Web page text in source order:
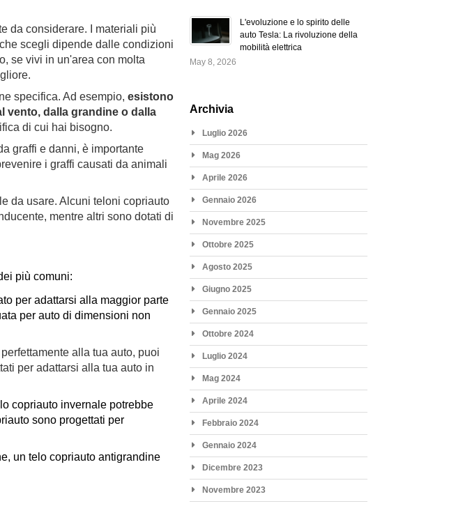
da considerare. I materiali più
scegli dipende dalle condizioni
se vivi in un'area con molta
specifica. Ad esempio, esistono
vento, dalla grandine o dalla
di cui hai bisogno.
graffi e danni, è importante
i graffi causati da animali
da usare. Alcuni teloni copriauto
mentre altri sono dotati di
più comuni:
per adattarsi alla maggior parte
per auto di dimensioni non
alla tua auto, puoi
per adattarsi alla tua auto in
copriauto invernale potrebbe
sono progettati per
un telo copriauto antigrandine
L'evoluzione e lo spirito delle
auto Tesla: La rivoluzione della
mobilità elettrica
May 8, 2026
Archivia
Luglio 2026
Mag 2026
Aprile 2026
Gennaio 2026
Novembre 2025
Ottobre 2025
Agosto 2025
Giugno 2025
Gennaio 2025
Ottobre 2024
Luglio 2024
Mag 2024
Aprile 2024
Febbraio 2024
Gennaio 2024
Dicembre 2023
Novembre 2023